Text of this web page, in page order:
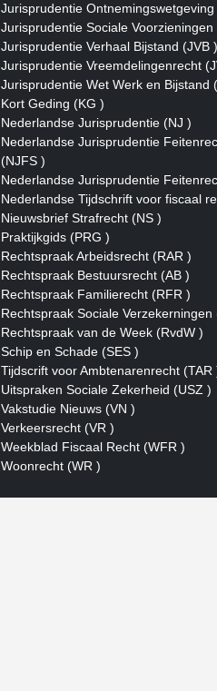
Jurisprudentie Ontnemingswetgeving
Jurisprudentie Sociale Voorzieningen
Jurisprudentie Verhaal Bijstand (JVB )
Jurisprudentie Vreemdelingenrecht
Jurisprudentie Wet Werk en Bijstand
Kort Geding (KG )
Nederlandse Jurisprudentie (NJ )
Nederlandse Jurisprudentie
(NJFS )
Nederlandse Jurisprudentie
Nederlandse Tijdschrift voor fiscaal
Nieuwsbrief Strafrecht (NS )
Praktijkgids (PRG )
Rechtspraak Arbeidsrecht (RAR )
Rechtspraak Bestuursrecht (AB )
Rechtspraak Familierecht (RFR )
Rechtspraak Sociale Verzekerningen
Rechtspraak van de Week (RvdW )
Schip en Schade (SES )
Tijdscrift voor Ambtenarenrecht (TAR
Uitspraken Sociale Zekerheid (USZ )
Vakstudie Nieuws (VN )
Verkeersrecht (VR )
Weekblad Fiscaal Recht (WFR )
Woonrecht (WR )